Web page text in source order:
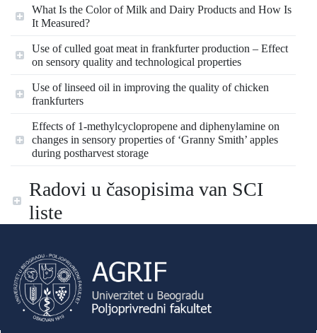
What Is the Color of Milk and Dairy Products and How Is
It Measured?
Use of culled goat meat in frankfurter production – Effect
on sensory quality and technological properties
Use of linseed oil in improving the quality of chicken
frankfurters
Effects of 1-methylcyclopropene and diphenylamine on
changes in sensory properties of ‘Granny Smith’ apples
during postharvest storage
Radovi u časopisima van SCI
liste